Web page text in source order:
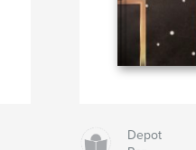
Depot